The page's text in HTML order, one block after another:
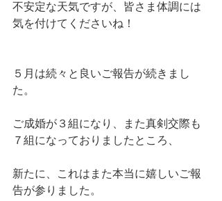
不安定な天気ですが、皆さま体調には
気を付けてくださいね！
５月は続々と良いご報告が続きまし
た。
ご成婚が３組になり、また真剣交際も
７組になっておりましたところ、
新たに、これはまた本当に嬉しいご報
告が参りました。